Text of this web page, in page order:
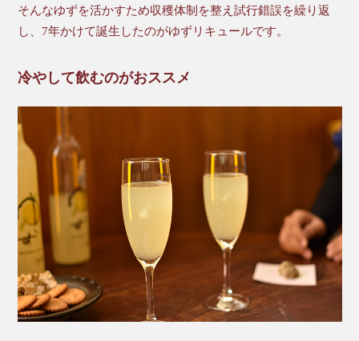
そんなゆずを活かすため収穫体制を整え試行錯誤を繰り返
し、7年かけて誕生したのがゆずリキュールです。
冷やして飲むのがおススメ